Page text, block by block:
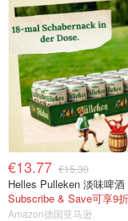
€13.77 €15.30
Helles Pulleken 淡味啤酒
Subscribe & Save可享9折
Amazon德国亚马逊